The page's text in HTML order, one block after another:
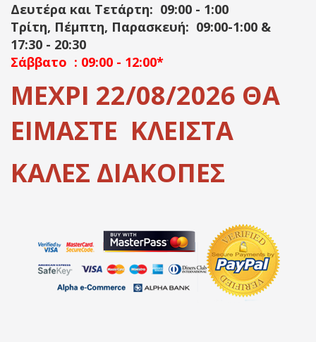
Δευτέρα και Τετάρτη: 09:00 - 1:00
Τρίτη, Πέμπτη, Παρασκευή: 09:00-1:00 &
17:30 - 20:30
Σάββατο : 09:00 - 12:00*
ΜΕΧΡΙ 22/08/2026 ΘΑ
ΕΙΜΑΣΤΕ ΚΛΕΙΣΤΑ
ΚΑΛΕΣ ΔΙΑΚΟΠΕΣ